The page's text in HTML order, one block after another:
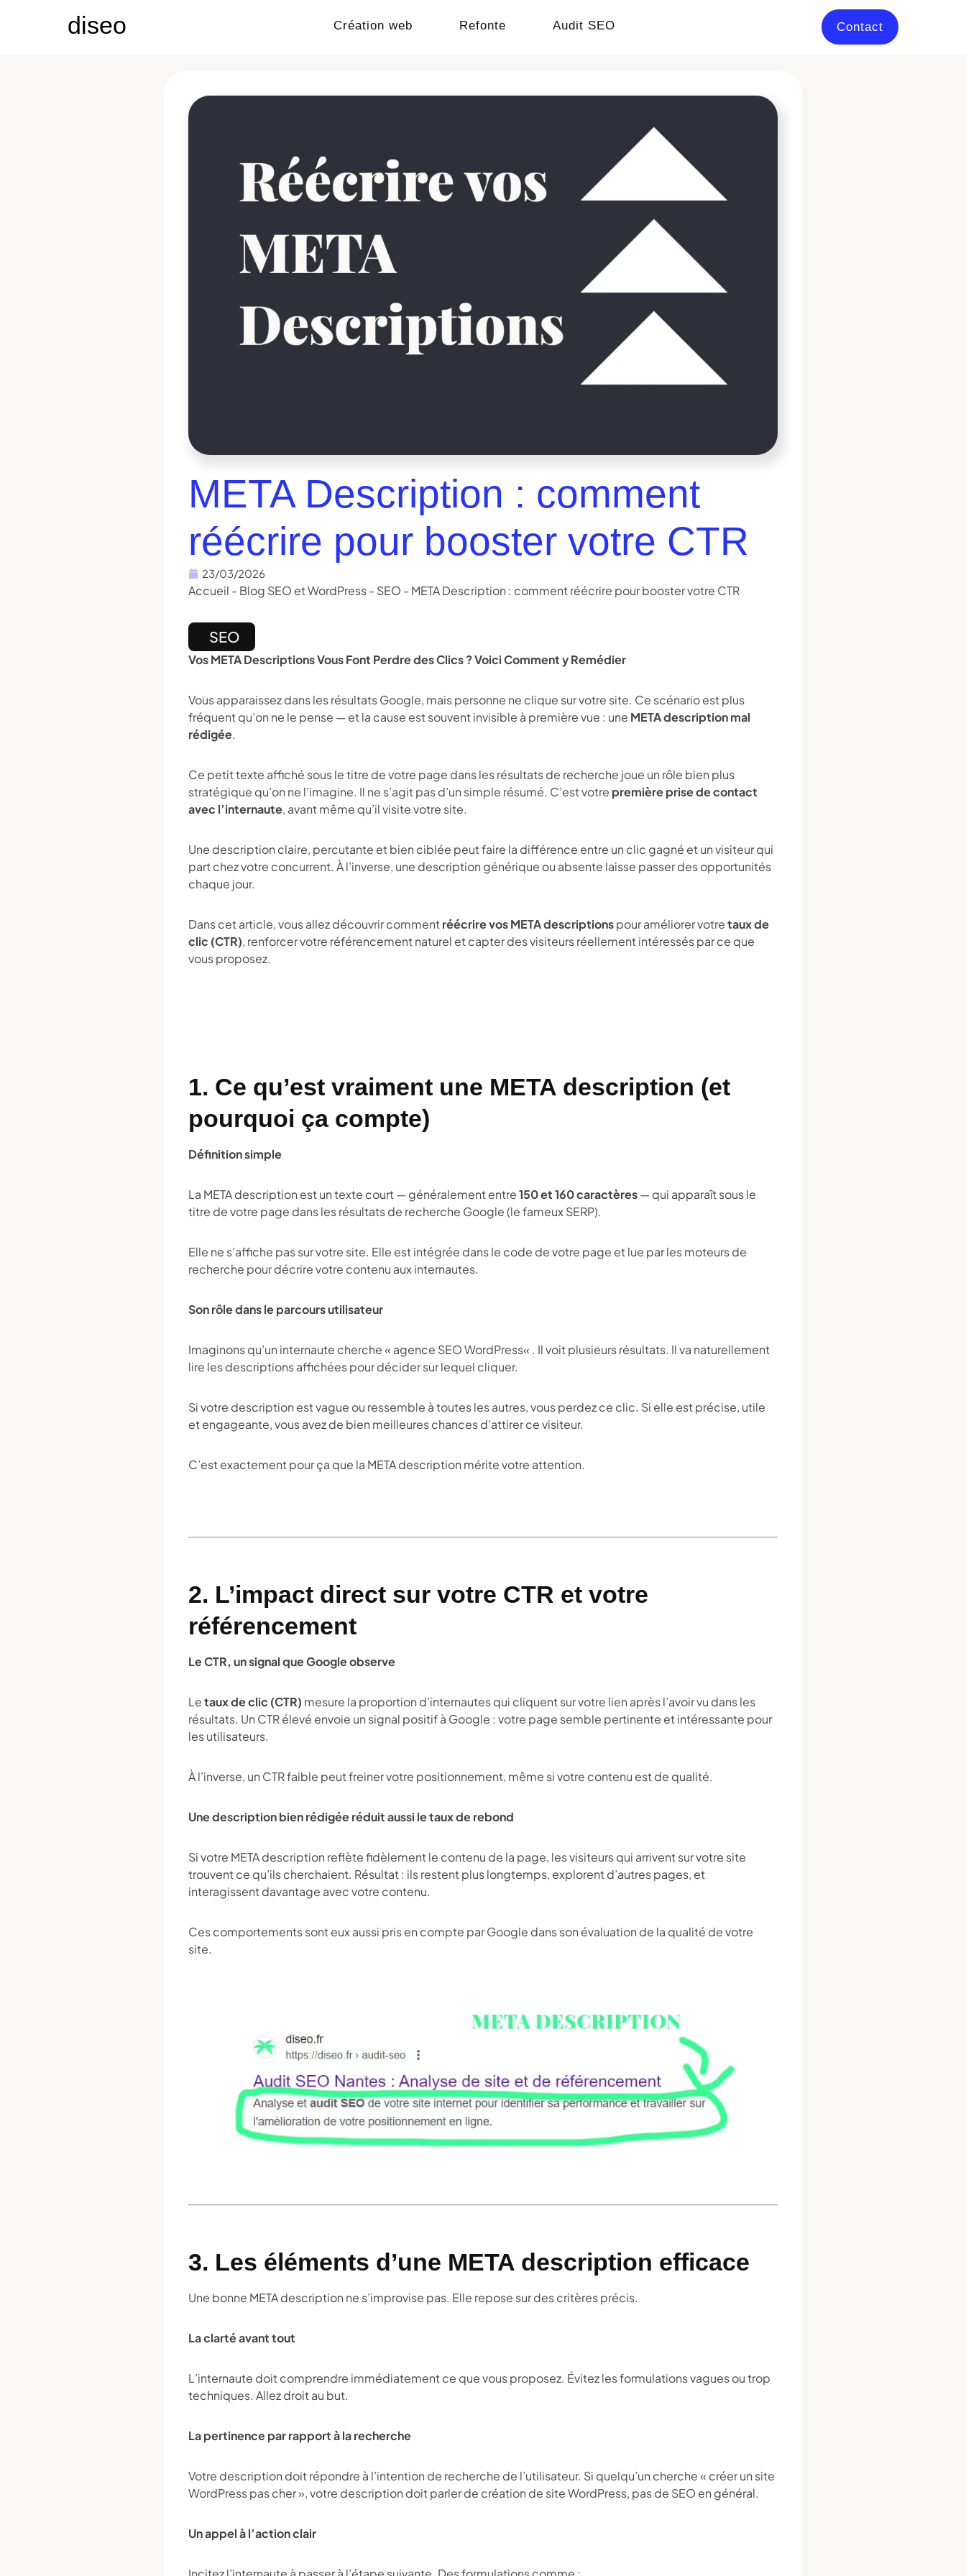
diseo Création web Refonte Audit SEO Contact
META Description : comment
réécrire pour booster votre CTR
23/03/2026
Accueil - Blog SEO et WordPress- SEO - META Description : comment réécrire pour booster votre CTR
SEO
Vos META Descriptions Vous Font Perdre des Clics ? Voici Comment y Remédier
Vous apparaissez dans les résultats Google, mais personne ne clique sur votre site. Ce scénario est plus
fréquent qu’on ne le pense — et la cause est souvent invisible à première vue : une META description mal
rédigée.
Ce petit texte affiché sous le titre de votre page dans les résultats de recherche joue un rôle bien plus
stratégique qu’on ne l’imagine. Il ne s’agit pas d’un simple résumé. C’est votre première prise de contact
avec l’internaute, avant même qu’il visite votre site.
Une description claire, percutante et bien ciblée peut faire la différence entre un clic gagné et un visiteur qui
part chez votre concurrent. À l’inverse, une description générique ou absente laisse passer des opportunités
chaque jour.
Dans cet article, vous allez découvrir commentréécrire vos META descriptionspour améliorer votretaux de
clic (CTR), renforcer votre référencement naturel et capter des visiteurs réellement intéressés par ce que
vous proposez.
1. Ce qu’est vraiment une META description (et
pourquoi ça compte)
Définition simple
La META description est un texte court — généralement entre150 et 160 caractères— qui apparaît sous le
titre de votre page dans les résultats de recherche Google (le fameux SERP).
Elle ne s’affiche pas sur votre site. Elle est intégrée dans le code de votre page et lue par les moteurs de
recherche pour décrire votre contenu aux internautes.
Son rôle dans le parcours utilisateur
Imaginons qu’un internaute cherche « agence SEO WordPress« . Il voit plusieurs résultats. Il va naturellement
lire les descriptions affichées pour décider sur lequel cliquer.
Si votre description est vague ou ressemble à toutes les autres, vous perdez ce clic. Si elle est précise, utile
et engageante, vous avez de bien meilleures chances d’attirer ce visiteur.
C’est exactement pour ça que la META description mérite votre attention.
2. L’impact direct sur votre CTR et votre
référencement
Le CTR, un signal que Google observe
Letaux de clic (CTR) mesure la proportion d’internautes qui cliquent sur votre lien après l’avoir vu dans les
résultats. Un CTR élevé envoie un signal positif à Google : votre page semble pertinente et intéressante pour
les utilisateurs.
À l’inverse, un CTR faible peut freiner votre positionnement, même si votre contenu est de qualité.
Une description bien rédigée réduit aussi le taux de rebond
Si votre META description reflète fidèlement le contenu de la page, les visiteurs qui arrivent sur votre site
trouvent ce qu’ils cherchaient. Résultat : ils restent plus longtemps, explorent d’autres pages, et
interagissent davantage avec votre contenu.
Ces comportements sont eux aussi pris en compte par Google dans son évaluation de la qualité de votre
site.
3. Les éléments d’une META description efficace
Une bonne META description ne s’improvise pas. Elle repose sur des critères précis.
La clarté avant tout
L’internaute doit comprendre immédiatement ce que vous proposez. Évitez les formulations vagues ou trop
techniques. Allez droit au but.
La pertinence par rapport à la recherche
Votre description doit répondre à l’intention de recherche de l’utilisateur. Si quelqu’un cherche « créer un site
WordPress pas cher », votre description doit parler de création de site WordPress, pas de SEO en général.
Un appel à l’action clair